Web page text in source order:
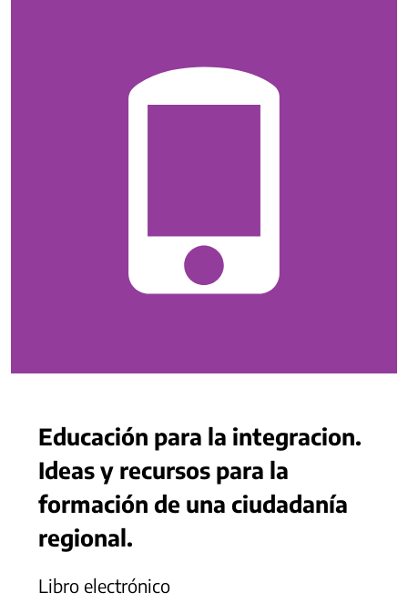
Educación para la integracion.
Ideas y recursos para la
formación de una ciudadanía
regional.
Libro electrónico